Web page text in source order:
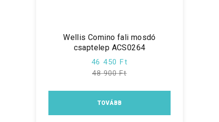
Wellis Comino fali mosdó
csaptelep ACS0264
46 450 Ft
48 900 Ft
TOVÁBB